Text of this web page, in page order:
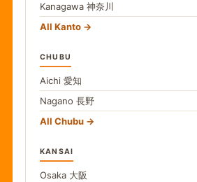
Kanagawa 神奈川
All Kanto
CHUBU
Aichi 愛知
Nagano 長野
All Chubu
KANSAI
Osaka 大阪